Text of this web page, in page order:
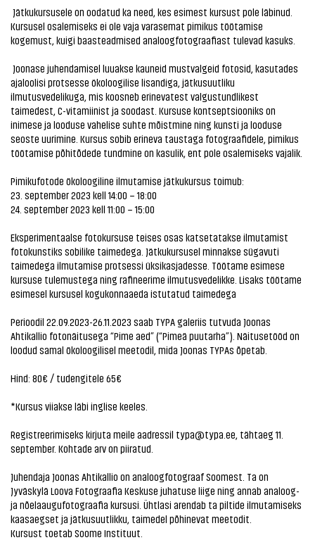
Jätkukursusele on oodatud ka need, kes esimest kursust pole läbinud.
Kursusel osalemiseks ei ole vaja varasemat pimikus töötamise
kogemust, kuigi baasteadmised analoogfotograafiast tulevad kasuks.
Joonase juhendamisel luuakse kauneid mustvalgeid fotosid, kasutades
ajaloolisi protsesse ökoloogilise lisandiga, jätkusuutliku
ilmutusvedelikuga, mis koosneb erinevatest valgustundlikest
taimedest, C-vitamiinist ja soodast. Kursuse kontseptsiooniks on
inimese ja looduse vahelise suhte mõistmine ning kunsti ja looduse
seoste uurimine. Kursus sobib erineva taustaga fotograafidele, pimikus
töötamise põhitõdede tundmine on kasulik, ent pole osalemiseks vajalik.
Pimikufotode ökoloogiline ilmutamise jätkukursus toimub:
23. september 2023 kell 14:00 – 18:00
24. september 2023 kell 11:00 – 15:00
Eksperimentaalse fotokursuse teises osas katsetatakse ilmutamist
fotokunstiks sobilike taimedega. Jätkukursusel minnakse sügavuti
taimedega ilmutamise protsessi üksikasjadesse. Töötame esimese
kursuse tulemustega ning rafineerime ilmutusvedelikke. Lisaks töötame
esimesel kursusel kogukonnaaeda istutatud taimedega
Perioodil 22.09.2023-26.11.2023 saab TYPA galeriis tutvuda Joonas
Ahtikallio fotonäitusega “Pime aed” (“Pimeä puutarha”). Näitusetööd on
loodud samal ökoloogilisel meetodil, mida Joonas TYPAs õpetab.
Hind: 80€ / tudengitele 65€
*Kursus viiakse läbi inglise keeles.
Registreerimiseks kirjuta meile aadressil typa@typa.ee, tähtaeg 11.
september. Kohtade arv on piiratud.
Juhendaja Joonas Ahtikallio on analoogfotograaf Soomest. Ta on
Jyväskylä Loova Fotograafia Keskuse juhatuse liige ning annab analoog-
ja nõelaaugufotograafia kursusi. Ühtlasi arendab ta piltide ilmutamiseks
kaasaegset ja jätkusuutlikku, taimedel põhinevat meetodit.
Kursust toetab Soome Instituut.